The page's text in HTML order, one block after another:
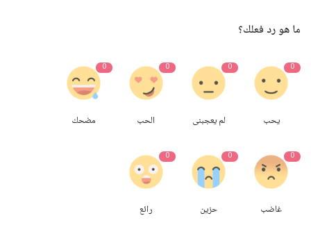
ما هو رد فعلك؟
0
يحب
0
لم يعجبنى
0
الحب
0
مضحك
0
غاضب
0
حزين
0
رائع